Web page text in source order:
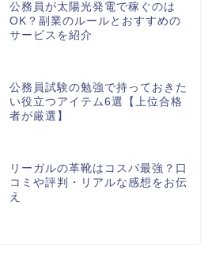
公務員が太陽光発電で稼ぐのは
OK？副業のルールとおすすめの
サービスを紹介
公務員試験の勉強で持っておきた
い役立つアイテム6選【上位合格
者が厳選】
リーガルの革靴はコスパ最強？口
コミや評判・リアルな感想をお伝
え